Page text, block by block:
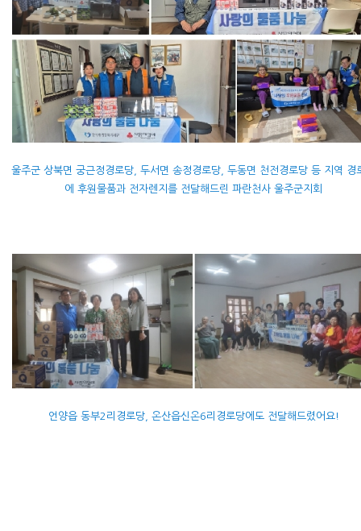
울주군 상북면 궁근정경로당, 두서면 송정경로당, 두동면 천전경로당 등 지역 경
에 후원물품과 전자렌지를 전달해드린 파란천사 울주군지회
언양읍 동부2리경로당, 온산읍신온6리경로당에도 전달해드렸어요!